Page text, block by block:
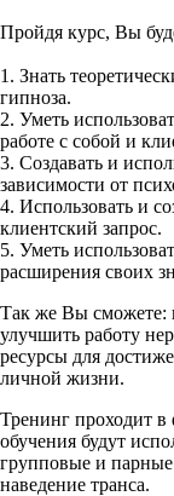
Пройдя курс, Вы
1. Знать
гипноза.
2. Уметь
работе с собой и
3. Создавать и
зависимости от
4. Использовать и
клиентский запрос.
5. Уметь
расширения своих
Так же Вы сможете:
улучшить работу
ресурсы для
личной жизни.
Тренинг проходит
обучения будут
групповые и
наведение транса.